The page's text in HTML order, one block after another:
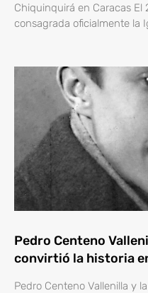
Chiquinquirá en Caracas
consagrada oficialmente la
Pedro Centeno
convirtió la historia
Pedro Centeno Vallenilla y